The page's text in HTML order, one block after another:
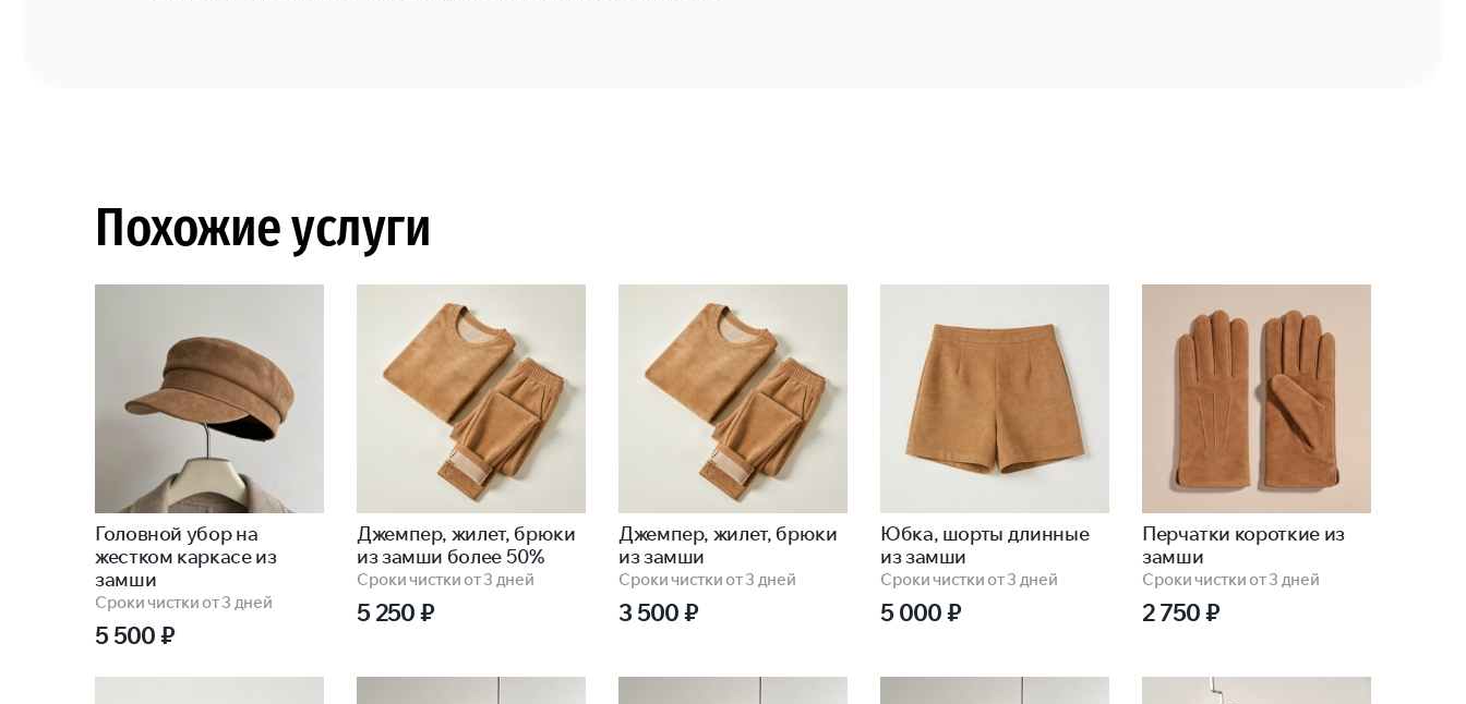
Похожие услуги
Головной убор на
жестком каркасе из
замши
Сроки чистки от 3 дней
5 500₽
Джемпер, жилет, брюки
из замши более 50%
Сроки чистки от 3 дней
5 250₽
Джемпер, жилет, брюки
из замши
Сроки чистки от 3 дней
3 500₽
Юбка, шорты длинные
из замши
Сроки чистки от 3 дней
5 000₽
Перчатки короткие из
замши
Сроки чистки от 3 дней
2 750₽